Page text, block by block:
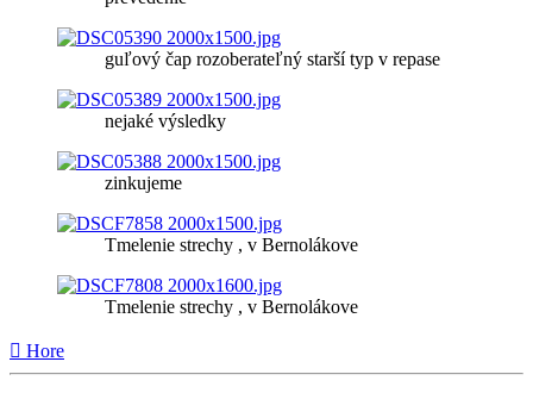
guľový čap rozoberateľný starší typ v repase
nejaké výsledky
zinkujeme
Tmelenie strechy , v Bernolákove
Tmelenie strechy , v Bernolákove
Hore